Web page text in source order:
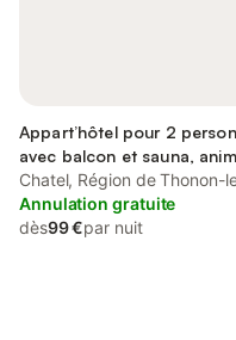
Appart’hôtel pour 2
avec balcon et sauna,
acceptés
Chatel, Région de Thonon-
Annulation gratuite
dès99 €par nuit